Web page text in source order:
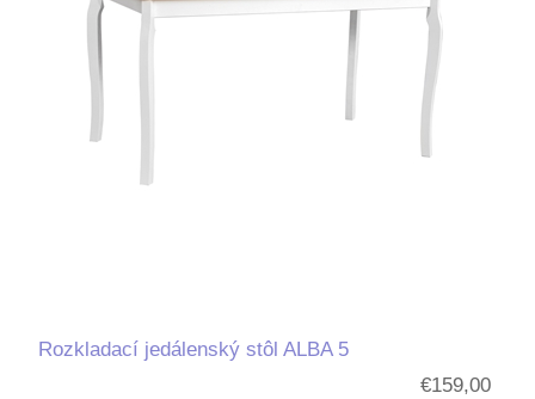
Rozkladací jedálenský stôl ALBA 5
€159,00